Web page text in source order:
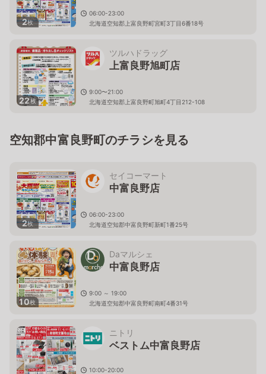
2枚
06:00-23:00
北海道空知郡上富良野町宮町3丁目6番18号
22枚
ツルハドラッグ
上富良野旭町店
9:00〜21:00
北海道空知郡上富良野町旭町4丁目212-108
空知郡中富良野町のチラシを見る
2枚
セイコーマート
中富良野店
06:00-23:00
北海道空知郡中富良野町新町1番25号
10枚
Daマルシェ
中富良野店
9:00 ～ 19:00
北海道空知郡中富良野町南町4番31号
ニトリ
ベストム中富良野店
10:00-20:00